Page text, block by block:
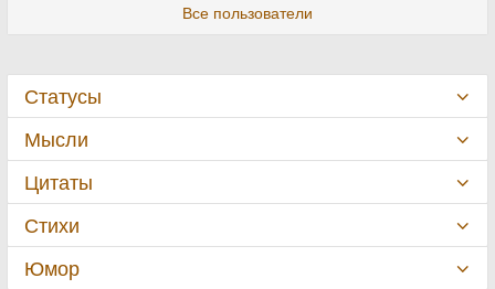
Все пользователи
Статусы
Мысли
Цитаты
Стихи
Юмор